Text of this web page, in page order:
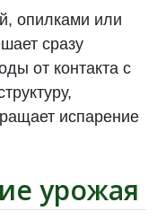
опилками или
сразу
от контакта с
испарение
урожая